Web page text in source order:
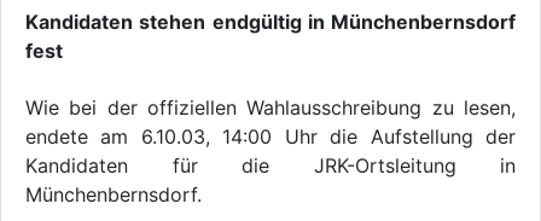
Kandidaten stehen endgültig in Münchenbernsdorf
fest
Wie bei der offiziellen Wahlausschreibung zu lesen,
endete am 6.10.03, 14:00 Uhr die Aufstellung der
Kandidaten für die JRK-Ortsleitung in
Münchenbernsdorf.